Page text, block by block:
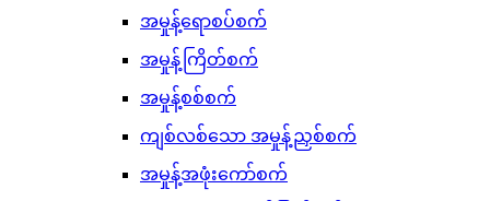
အမှုန့်ရောစပ်စက်
အမှုန့်ကြိတ်စက်
အမှုန့်စစ်စက်
ကျစ်လစ်သော အမှုန့်ညှစ်စက်
အမှုန့်အဖုံးကော်စက်